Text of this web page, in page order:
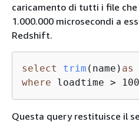
caricamento di tutti i file
1.000.000 microsecondi a
Redshift.
select trim ( name ) as
where loadtime >
Questa query restituisce il